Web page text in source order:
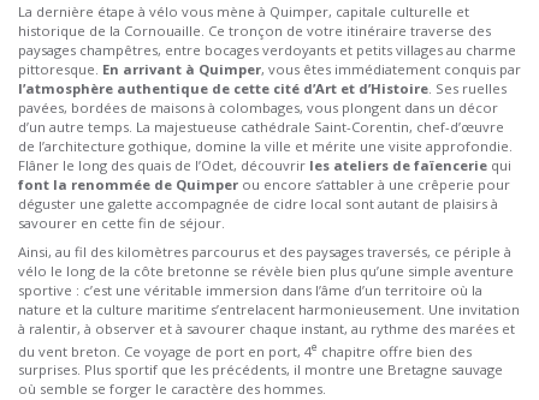
La dernière étape à vélo vous mène à Quimper, capitale culturelle et
historique de la Cornouaille. Ce tronçon de votre itinéraire traverse des
paysages champêtres, entre bocages verdoyants et petits villages au charme
pittoresque. En arrivant à Quimper, vous êtes immédiatement conquis par
l’atmosphère authentique de cette cité d’Art et d’Histoire . Ses ruelles
pavées, bordées de maisons à colombages, vous plongent dans un décor
d’un autre temps. La majestueuse cathédrale Saint-Corentin, chef-d’œuvre
de l’architecture gothique, domine la ville et mérite une visite approfondie.
Flâner le long des quais de l’Odet, découvrir les ateliers de faïencerie qui
font la renommée de Quimper ou encore s’attabler à une crêperie pour
déguster une galette accompagnée de cidre local sont autant de plaisirs à
savourer en cette fin de séjour.
Ainsi, au fil des kilomètres parcourus et des paysages traversés, ce périple à
vélo le long de la côte bretonne se révèle bien plus qu’une simple aventure
sportive : c’est une véritable immersion dans l’âme d’un territoire où la
nature et la culture maritime s’entrelacent harmonieusement. Une invitation
à ralentir, à observer et à savourer chaque instant, au rythme des marées et
du vent breton. Ce voyage de port en port, 4e chapitre offre bien des
surprises. Plus sportif que les précédents, il montre une Bretagne sauvage
où semble se forger le caractère des hommes.